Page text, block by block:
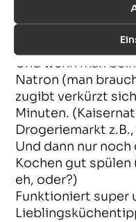
24. FEBRUAR
Und wenn man
Natron (man
zugibt verkürzt
Minuten.
Drogeriemarkt
Und dann nur
Kochen gut spülen
eh, oder?)
Funktioniert super